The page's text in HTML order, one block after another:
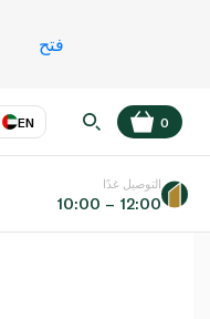
فتح
EN
عر
0
التوصيل غدًا
10:00 – 12:00